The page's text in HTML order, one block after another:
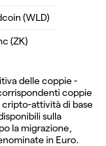
(WLD)
(ZK)
delle coppie -
coppie
cripto-attività di base
sulla
la migrazione,
in Euro.